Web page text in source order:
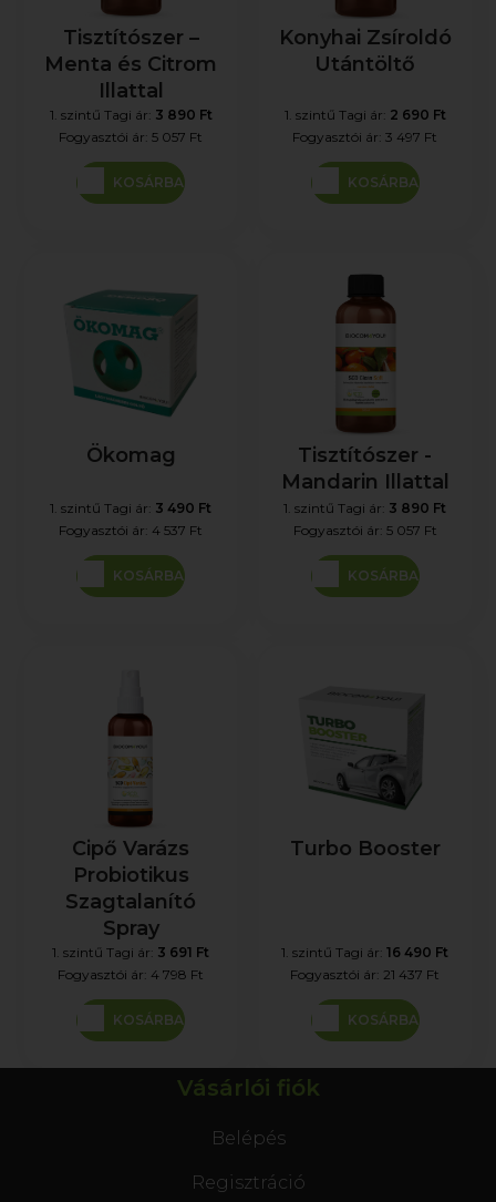
Tisztítószer –
Menta és Citrom
Illattal
1. szintű Tagi ár: 3 890 Ft
Fogyasztói ár: 5 057 Ft
KOSÁRBA
Konyhai Zsíroldó
Utántöltő
1. szintű Tagi ár: 2 690 Ft
Fogyasztói ár:3 497 Ft
KOSÁRBA
Ökomag
1. szintű Tagi ár: 3 490 Ft
Fogyasztói ár: 4 537 Ft
KOSÁRBA
Tisztítószer -
Mandarin Illattal
1. szintű Tagi ár: 3 890 Ft
Fogyasztói ár: 5 057 Ft
KOSÁRBA
Cipő Varázs
Probiotikus
Szagtalanító
Spray
1. szintű Tagi ár: 3 691 Ft
Fogyasztói ár: 4 798 Ft
KOSÁRBA
Turbo Booster
1. szintű Tagi ár:16 490 Ft
Fogyasztói ár: 21 437 Ft
KOSÁRBA
Vásárlói fiók
Belépés
Regisztráció